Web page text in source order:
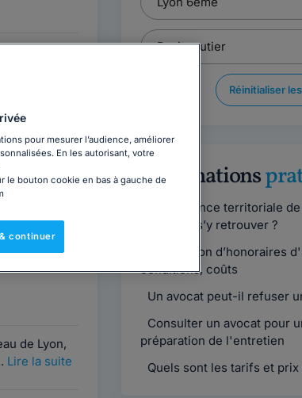
mais il
de Lyon,
Lire la suite
Réinitialiser
Informations
Compétence territoriale
comment s’y retrouver ?
Convention d’honoraires
conditions, coûts
Un avocat peut-il refuser
Consulter un avocat pour
préparation de l'entretien
Quels sont les tarifs et prix
pour mesurer l’audience, améliorer
En les autorisant, votre
le bouton cookie en bas à gauche de
continuer